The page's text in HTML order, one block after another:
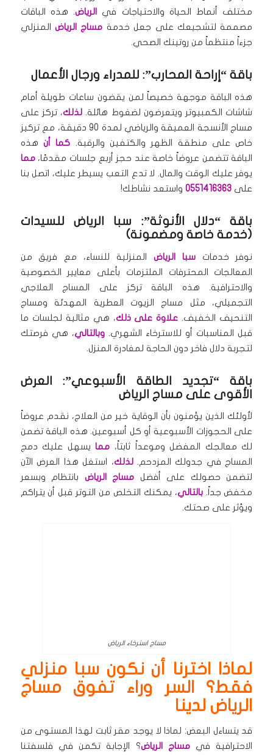
مختلف أنماط الحياة والاحتياجات في
الرياض. هذه الباقات
مصممة لتشجيعك على جعل خدمة مساج الرياضالمنزلي
جزءاً منتظماً من روتينك الصحي.
باقة “إراحة المحارب”: للمدراء ورجال الأعمال
هذه الباقة موجهة خصيصاً لمن يقضون ساعات طويلة أمام
شاشات الكمبيوتر ويتعرضون لضغوط هائلة. لذلك، تركز على
مساج الأنسجة العميقة والرياضي لمدة 90 دقيقة، مع تركيز
خاص على منطقة الظهر والكتفين والرقبة. كما أن هذه
الباقة تتضمن عروضاً خاصة عند حجز أربع جلسات مقدمًا،مما
يوفر عليك الوقت والمال. لا تدع التعب يسيطر عليك، اتصل بنا
على 0551416363واستعد نشاطك!
باقة “دلال الأنوثة”: سبا الرياض للسيدات
(خدمة خاصة ومضمونة)
نوفر خدماتسبا الرياض المنزلية للنساء، مع فريق من
المعالجات المحترفات الملتزمات بأعلى معايير الخصوصية
والاحترافية. هذه الباقة تركز على المساج العلاجي
التجميلي، مثل مساج الزيوت العطرية المهدئة ومساج
التنحيف الخفيف. علاوة على ذلك، هي مثالية لجلسات ما
قبل المناسبات أو للاسترخاء الشهري.وبالتالي، هي فرصتك
لتجربة دلال فاخر دون الحاجة لمغادرة المنزل.
باقة “تجديد الطاقة الأسبوعي”: العرض
الأقوى على مساج الرياض
لأولئك الذين يؤمنون بأن الوقاية خير من العلاج، نقدم عروضاً
على الحجوزات الأسبوعية أو كل أسبوعين. هذه الباقة تضمن
لك معالجك المفضل وموعداً ثابتاً، ممايسهل عليك دمج
المساج في جدولك المزدحم.لذلك، استغل هذا العرض الآن
لتضمن حصولك على أفضل مساج الرياض بانتظام وبسعر
مخفض جداً.بالتالي، يمكنك التخلص من التوتر قبل أن يتراكم
ويؤثر على صحتك.
مساج استرخاء الرياض
لماذا اخترنا أن نكون سبا منزلي
فقط؟ السر وراء تفوق مساج
الرياض لدينا
قد يتساءل البعض: لماذا لا يوجد مقر ثابت لهذا المستوى من
الاحترافية فيمساج الرياض؟ الإجابة تكمن في فلسفتنا